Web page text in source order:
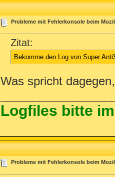
Probleme mit Fehlerkonsole beim
Zitat:
Bekomme den Log von Super
Was spricht
Logfiles bitte
Probleme mit Fehlerkonsole beim